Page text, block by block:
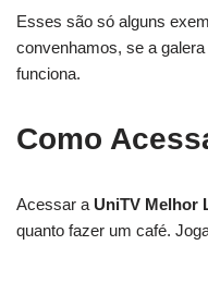
Esses são só alguns
convenhamos, se a
funciona.
Como
Acessar a UniTV Melhor
quanto fazer um café.